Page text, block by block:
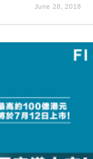
June 28, 2018